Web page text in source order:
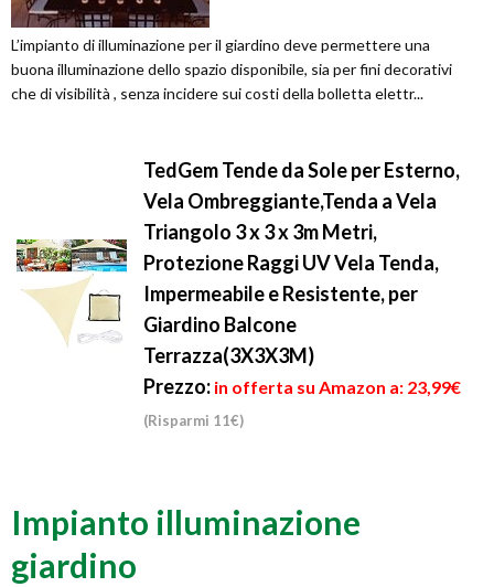
L’impianto di illuminazione per il giardino deve permettere una
buona illuminazione dello spazio disponibile, sia per fini decorativi
che di visibilità , senza incidere sui costi della bolletta elettr...
TedGem Tende da Sole per Esterno,
Vela Ombreggiante,Tenda a Vela
Triangolo 3 x 3 x 3m Metri,
Protezione Raggi UV Vela Tenda,
Impermeabile e Resistente, per
Giardino Balcone
Terrazza(3X3X3M)
Prezzo: in offerta su Amazon a: 23,99€
(Risparmi 11€)
Impianto illuminazione
giardino